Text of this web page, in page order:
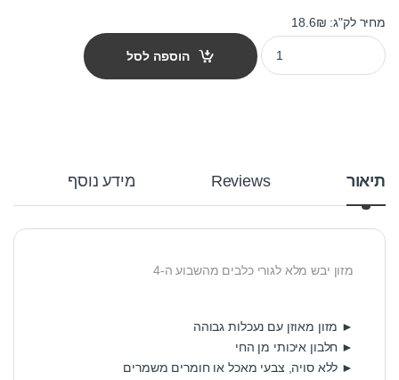
מחיר לק"ג: 18.6₪
מזון לכלבים הפי דוג נֶייצֶ'ר קְרוֹק גורים 15 ק"ג quantity
הוספה לסל
תיאור Reviews מידע נוסף
מזון יבש מלא לגורי כלבים מהשבוע ה-4
► מזון מאוזן עם נעכלות גבוהה
► חלבון איכותי מן החי
► ללא סויה, צבעי מאכל או חומרים משמרים